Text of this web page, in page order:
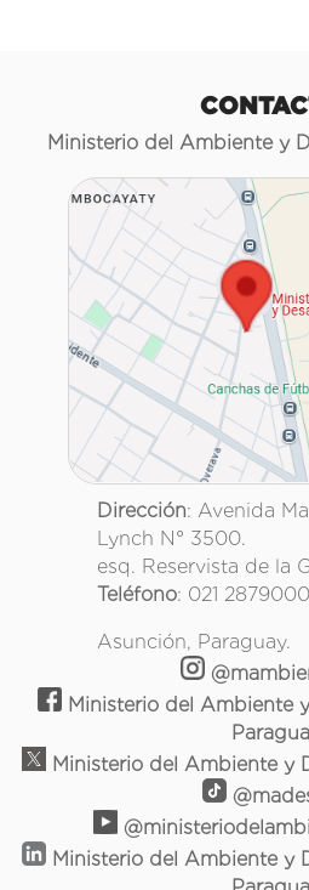
Ministerio del Ambiente y
Dirección: Avenida
Lynch N° 3500.
esq. Reservista de la
Teléfono: 021 2879000
Asunción, Paraguay.
Ministerio del Ambiente
Ministerio del Ambiente y
Ministerio del Ambiente y